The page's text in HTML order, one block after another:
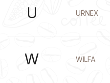
U URNEX
W WILFA